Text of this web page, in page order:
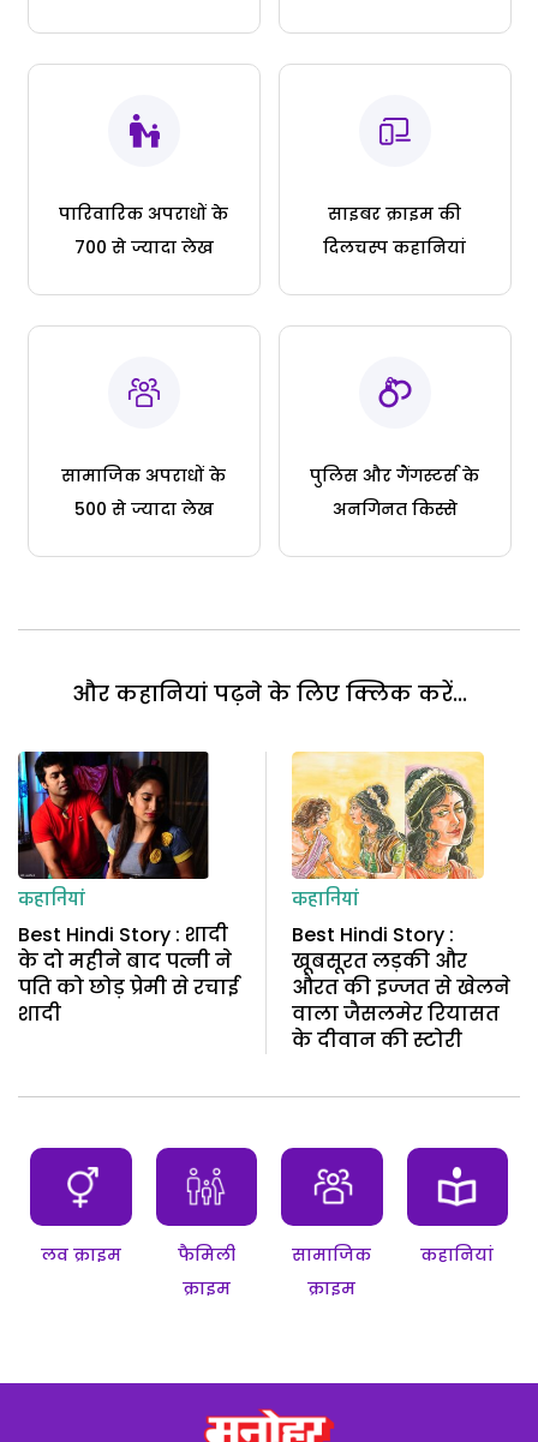
पारिवारिक अपराधों के
700 से ज्यादा लेख
साइबर क्राइम की
दिलचस्प कहानियां
सामाजिक अपराधों के
500 से ज्यादा लेख
पुलिस और गैंगस्टर्स के
अनगिनत किस्से
और कहानियां पढ़ने के लिए क्लिक करें...
कहानियां
Best Hindi Story : शादी
के दो महीने बाद पत्नी ने
पति को छोड़ प्रेमी से रचाई
शादी
कहानियां
Best Hindi Story :
खूबसूरत लड़की और
औरत की इज्जत से खेलने
वाला जैसलमेर रियासत
के दीवान की स्टोरी
लव क्राइम
फैमिली
क्राइम
सामाजिक
क्राइम
कहानियां